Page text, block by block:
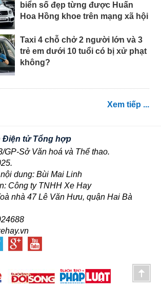
biển số đẹp từng được Huấn
Hoa Hồng khoe trên mạng xã hội
Taxi 4 chỗ chở 2 người lớn và 3
trẻ em dưới 10 tuổi có bị xử phạt
không?
Xem tiếp ...
Điện tử Tổng hợp
GP-Sở Văn hoá và Thể thao.
dung: Bùi Mai Linh
Công ty TNHH Xe Hay
nhà 47 Lê Văn Hưu, quận Hai Bà